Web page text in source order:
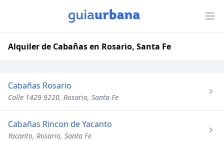
Alquiler de Cabañas en Rosario, Santa Fe
Cabañas Rosario
Calle 1429 9220, Rosario, Santa Fe
Cabañas Rincon de Yacanto
Yacanto, Rosario, Santa Fe